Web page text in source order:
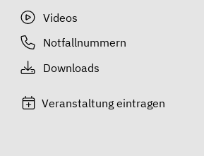
Videos
Notfallnummern
Downloads
Veranstaltung eintragen